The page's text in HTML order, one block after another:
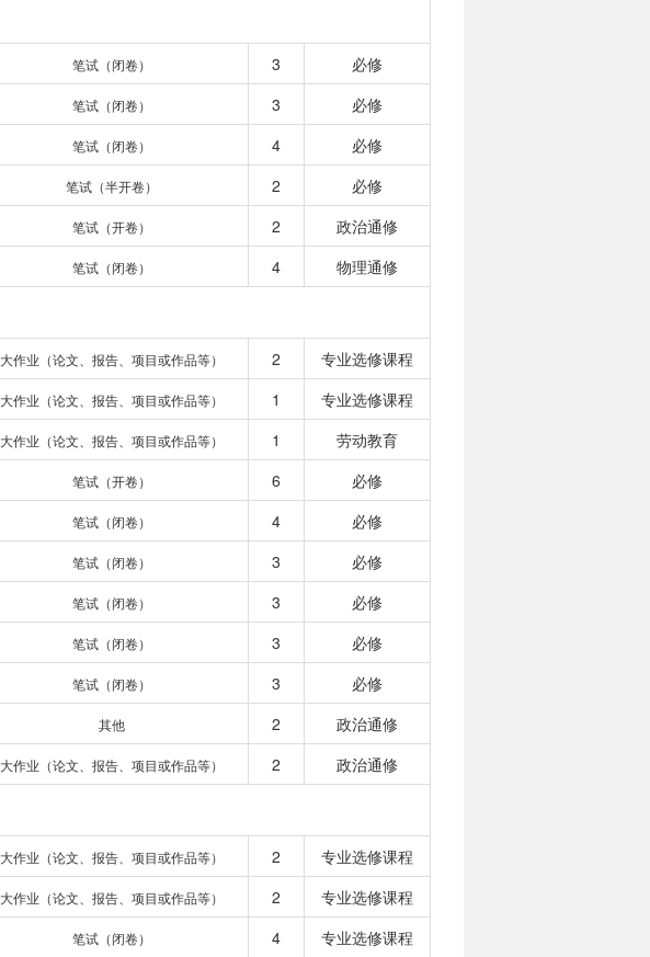
笔试（闭卷） 3
必修
笔试（闭卷） 3
必修
笔试（闭卷） 4
必修
笔试（半开卷） 2
必修
笔试（开卷） 2
政治通修
笔试（闭卷） 4 物理通修
大作业（论文、报告、项目或作品等） 2
专业选修课程
大作业（论文、报告、项目或作品等） 1
专业选修课程
大作业（论文、报告、项目或作品等） 1
劳动教育
笔试（开卷） 6
必修
笔试（闭卷） 4
必修
笔试（闭卷） 3
必修
笔试（闭卷） 3
必修
笔试（闭卷） 3
必修
笔试（闭卷） 3
必修
其他 2
政治通修
大作业（论文、报告、项目或作品等） 2 政治通修
大作业（论文、报告、项目或作品等） 2
专业选修课程
大作业（论文、报告、项目或作品等） 2
专业选修课程
笔试（闭卷） 4
专业选修课程